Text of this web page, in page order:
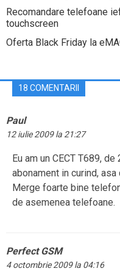
Recomandare telefoane
touchscreen
Oferta Black Friday la
18 COMENTARII
Paul
12 iulie 2009 la 21:27
Eu am un CECT T689,
abonament in curind,
Merge foarte bine
de asemenea telefoane.
Perfect GSM
4 octombrie 2009 la 04:16